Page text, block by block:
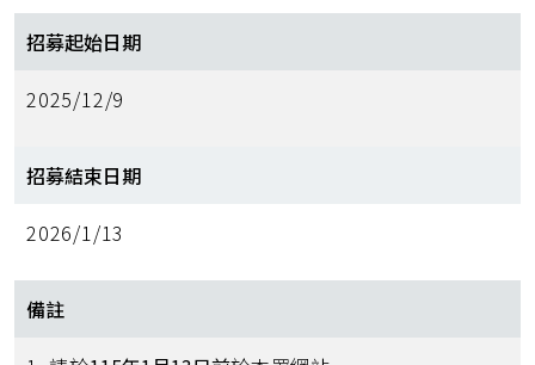
招募起始日期
2025/12/9
招募結束日期
2026/1/13
備註